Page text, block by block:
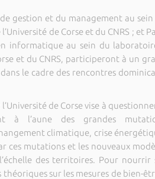
gestion et du management au sein
de Corse et du CNRS ; et
informatique au sein du
et du CNRS, participeront à un
le cadre des rencontres
de Corse vise à
à l’aune des grandes
climatique, crise
ces mutations et les nouveaux
des territoires. Pour nourrir
sur les mesures de bien-